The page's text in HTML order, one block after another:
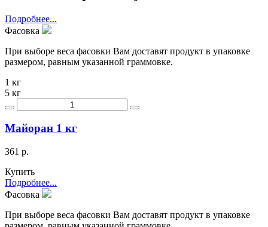
Подробнее...
Фасовка
При выборе веса фасовки Вам доставят продукт в упаковке
размером, равным указанной граммовке.
1 кг
5 кг
Майоран 1 кг
361 р.
Купить
Подробнее...
Фасовка
При выборе веса фасовки Вам доставят продукт в упаковке